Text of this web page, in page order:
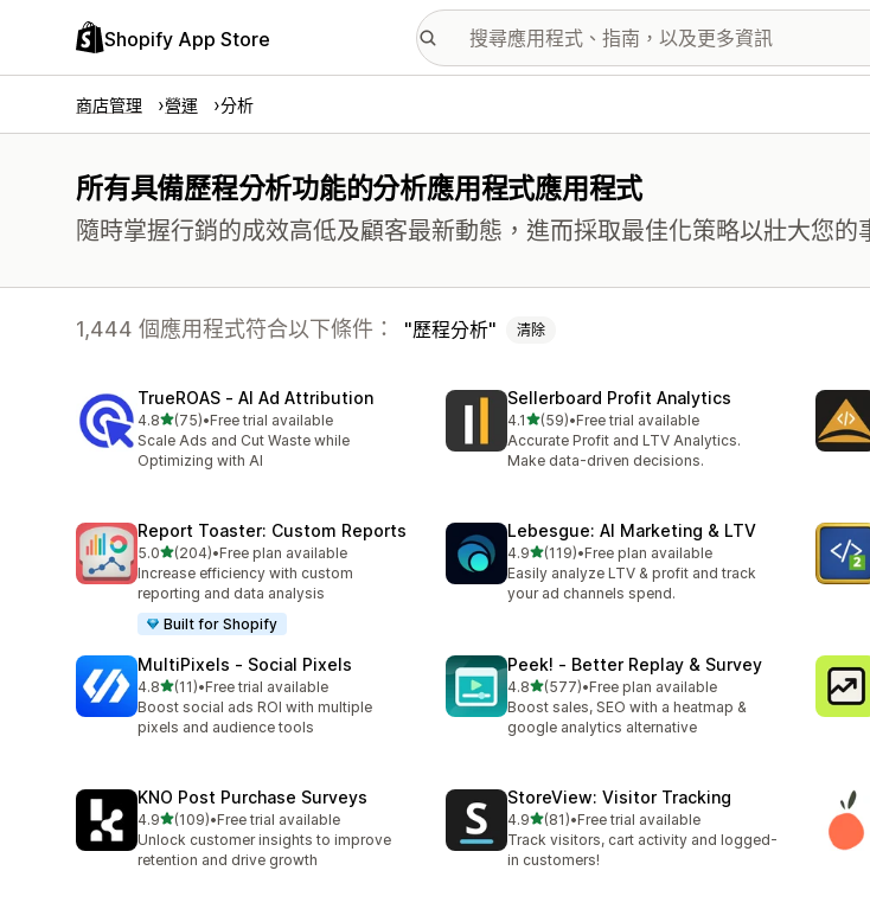
Shopify App Store
商店管理 營運 分析
所有具備歷程分析功能的分析應用程式應用程式
隨時掌握行銷的成效高低及顧客最新動態，進而採取最佳化策略以壯大您的
1,444 個應用程式符合以下條件： 歷程分析 清除
TrueROAS ‑ AI Ad Attribution
4.8滿分 5 顆星
(75)
共有 75 則評價
•Free trial available
Scale Ads and Cut Waste while
Optimizing with AI
Sellerboard Profit Analytics
4.1滿分 5 顆星
(59)
共有 59 則評價
•Free trial available
Accurate Profit and LTV Analytics.
Make data-driven decisions.
Report Toaster: Custom Reports
5.0滿分 5 顆星
(204)
共有 204 則評價
•Free plan available
Increase efficiency with custom
reporting and data analysis
Built for Shopify
Lebesgue: AI Marketing & LTV
4.9滿分 5 顆星
(119)
共有 119 則評價
•Free plan available
Easily analyze LTV & profit and track
your ad channels spend.
MultiPixels ‑ Social Pixels
4.8滿分 5 顆星
(11)
共有 11 則評價
•Free trial available
Boost social ads ROI with multiple
pixels and audience tools
Peek! ‑ Better Replay & Survey
4.8滿分 5 顆星
(577)
共有 577 則評價
•Free plan available
Boost sales, SEO with a heatmap &
google analytics alternative
KNO Post Purchase Surveys
4.9滿分 5 顆星
(109)
共有 109 則評價
•Free trial available
Unlock customer insights to improve
retention and drive growth
StoreView: Visitor Tracking
4.9滿分 5 顆星
(81)
共有 81 則評價
•Free trial available
Track visitors, cart activity and logged-
in customers!